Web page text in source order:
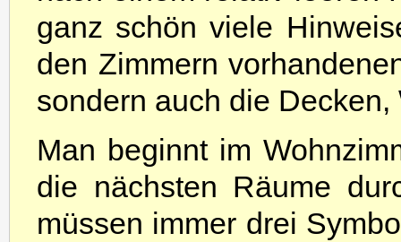
ganz schön viele
den Zimmern
sondern auch die
Man beginnt im
die nächsten Räume
müssen immer drei